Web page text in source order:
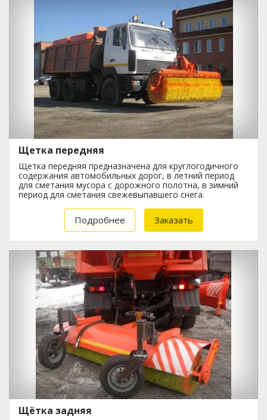
Щетка передняя
Щетка передняя предназначена для круглогодичного
содержания автомобильных дорог, в летний период
для сметания мусора с дорожного полотна, в зимний
период для сметания свежевыпавшего снега.
Подробнее Заказать
Щётка задняя